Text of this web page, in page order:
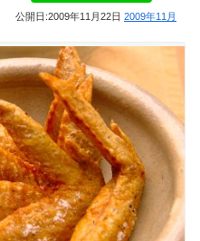
公開日:2009年11月22日 2009年11月